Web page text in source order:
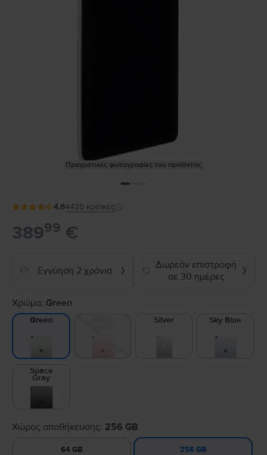
Πραγματικές φωτογραφίες του προϊόντος
4.84425 κριτικές
38999 €
Εγγύηση 2 χρόνια ❯
Δωρεάν επιστροφή
σε 30 ημέρες
❯
Χρώμα: Green
Green Silver Sky Blue
Space
Gray
Χώρος αποθήκευσης: 256 GB
64 GB 256 GB